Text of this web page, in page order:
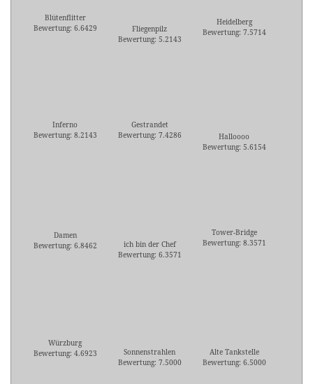
Blütenflitter
Bewertung: 6.6429
Fliegenpilz
Bewertung: 5.2143
Heidelberg
Bewertung: 7.5714
Inferno
Bewertung: 8.2143
Gestrandet
Bewertung: 7.4286
Halloooo
Bewertung: 5.6154
Damen
Bewertung: 6.8462
ich bin der Chef
Bewertung: 6.3571
Tower-Bridge
Bewertung: 8.3571
Würzburg
Bewertung: 4.6923
Sonnenstrahlen
Bewertung: 7.5000
Alte Tankstelle
Bewertung: 6.5000